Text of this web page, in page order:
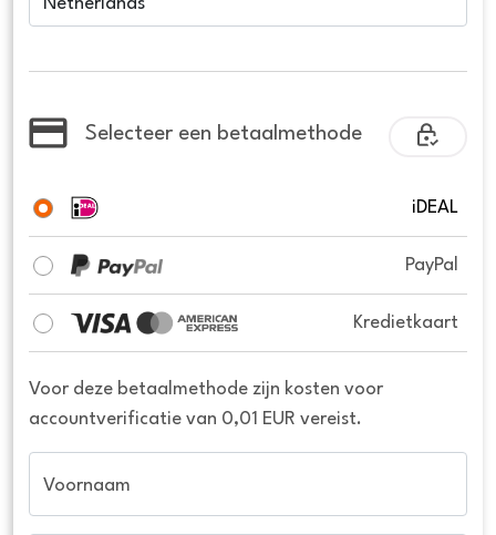
Selecteer een betaalmethode
iDEAL
PayPal
Kredietkaart
Voor deze betaalmethode zijn kosten voor
accountverificatie van 0,01 EUR vereist.
Voornaam